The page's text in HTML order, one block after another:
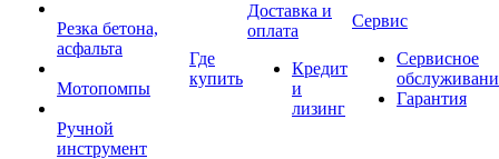
Резка бетона,
асфальта
Мотопомпы
Ручной
инструмент
Где
купить
Доставка и
оплата
Кредит
и
лизинг
Сервис
Сервисное
Гарантия